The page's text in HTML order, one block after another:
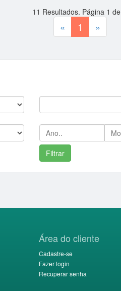
11 Resultados. Página 1 de
« 1 »
Área do cliente
Cadastre-se
Fazer login
Recuperar senha